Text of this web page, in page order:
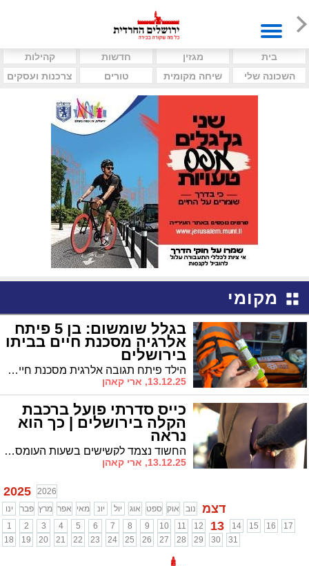
בית מגזין חדשות
קהילות
השכונה שלי
שיחה מקומית טורים צרכנות ועסקים
מקומי
בגלל שומשום: בן 5 פיתח
אלרגיה מסכנת חיים בביתו
בירושלים
הילד פיתח תגובה אלרגית מסכנת חיים בביתו בשכונת הר נוף • חובש איחוד הצלה הזריק אפיפן ומצבו התייצב לפני שפונה לבית החולים
13.12.25, ארי קאהן
כייס סדרתי פועל ברכבת
הקלה בירושלים | כך הוא
נראה
החשוד נצמד לקשישים בשעות העומס וגונב ארנקים • הנוסעים מתבקשים לגלות ערנות ולדווח על כל אירוע חשוד
13.12.25, ארי קאהן
2025
2026
ינו
פבר מרץ אפר מאי יונ יול אוג ספט אוק נוב דצמ
1 2 3 4 5 6 7 8 9 10 11 12 13 14 15 16
17
18
19 20 21 22 23 24 25 26 27 28 29 30 31